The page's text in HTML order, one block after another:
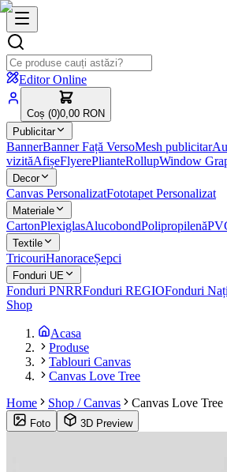
Editor Online
Coș (0)0,00 RON
Publicitar
BannerBanner Față VersoMesh publicitar
vizităAfișeFlyerePlianteRollupWindow
Decor
Canvas PersonalizatFototapet Personalizat
Materiale
CartonPlexiglasAlucobondPolipropilenă
Textile
TricouriHanoraceȘepci
Fonduri UE
Fonduri PNRRFonduri REGIOFonduri
Shop
Acasa
Produse
Tablouri Canvas
Canvas Love Tree
Home
Shop / Canvas Canvas Love Tree
Foto 3D Preview